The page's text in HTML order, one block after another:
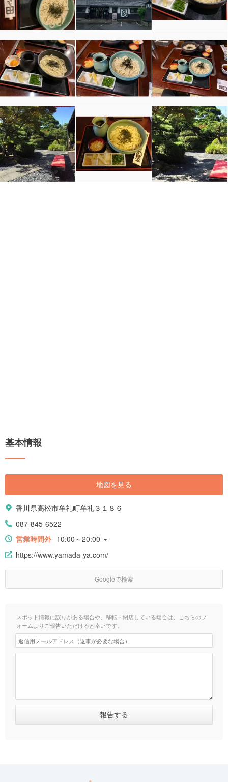
基本情報
地図を見る
香川県高松市牟礼町牟礼３１８６
087-845-6522
営業時間外 10:00～20:00
https://www.yamada-ya.com/
Googleで検索
スポット情報に誤りがある場合や、移転・閉店している場合は、こちらのフ
ォームよりご報告いただけると幸いです。